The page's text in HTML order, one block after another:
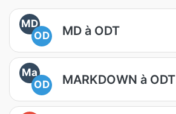
MD
OD
MD à ODT
Ma
OD
MARKDOWN à ODT